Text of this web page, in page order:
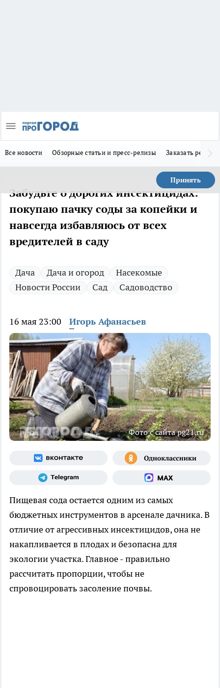
Все новости Обзорные статьи и пресс-релизы Заказать
Принять
Забудьте о дорогих инсектицидах:
покупаю пачку соды за копейки и
навсегда избавляюсь от всех
вредителей в саду
Дача Дача и огород
Насекомые
Новости России
Сад Садоводство
16 мая 23:00 Игорь Афанасьев
Фото с сайта pg21.ru
Пищевая сода остается одним из самых
бюджетных инструментов в арсенале дачника. В
отличие от агрессивных инсектицидов, она не
накапливается в плодах и безопасна для
экологии участка. Главное - правильно
рассчитать пропорции, чтобы не
спровоцировать засоление почвы.